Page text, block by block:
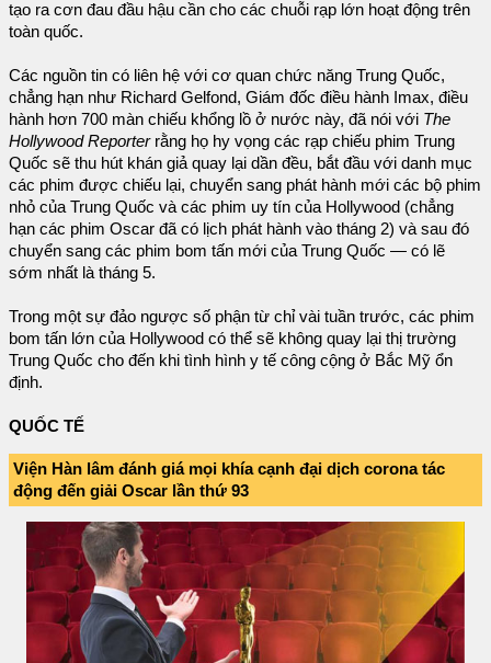
tạo ra cơn đau đầu hậu cần cho các chuỗi rạp lớn hoạt động trên
toàn quốc.
Các nguồn tin có liên hệ với cơ quan chức năng Trung Quốc,
chẳng hạn như Richard Gelfond, Giám đốc điều hành Imax, điều
hành hơn 700 màn chiếu khổng lồ ở nước này, đã nói với The
Hollywood Reporterrằng họ hy vọng các rạp chiếu phim Trung
Quốc sẽ thu hút khán giả quay lại dần đều, bắt đầu với danh mục
các phim được chiếu lại, chuyển sang phát hành mới các bộ phim
nhỏ của Trung Quốc và các phim uy tín của Hollywood (chẳng
hạn các phim Oscar đã có lịch phát hành vào tháng 2) và sau đó
chuyển sang các phim bom tấn mới của Trung Quốc — có lẽ
sớm nhất là tháng 5.
Trong một sự đảo ngược số phận từ chỉ vài tuần trước, các phim
bom tấn lớn của Hollywood có thể sẽ không quay lại thị trường
Trung Quốc cho đến khi tình hình y tế công cộng ở Bắc Mỹ ổn
định.
QUỐC TẾ
Viện Hàn lâm đánh giá mọi khía cạnh đại dịch corona tác
động đến giải Oscar lần thứ 93